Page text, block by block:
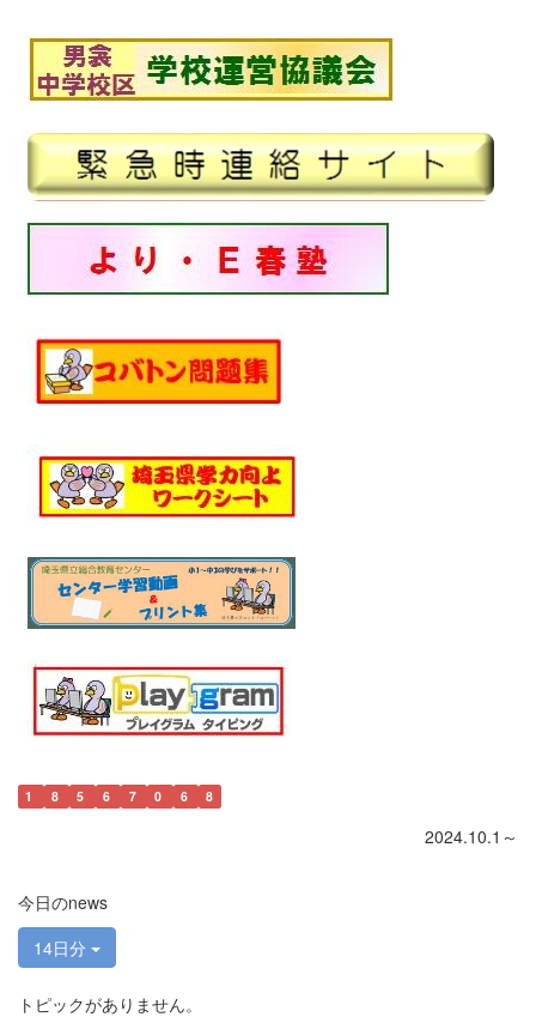
1 8 5 6 7 0 6 8
2024.10.1～
今日のnews
14日分
トピックがありません。